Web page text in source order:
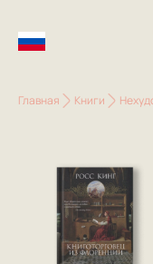
Главная Книги